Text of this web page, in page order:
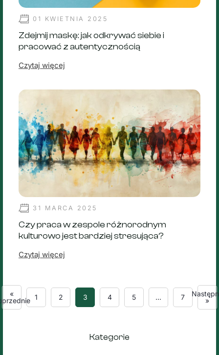
01 KWIETNIA 2025
Zdejmij maskę: jak odkrywać siebie i
pracować z autentycznością
Czytaj więcej
31 MARCA 2025
Czy praca w zespole różnorodnym
kulturowo jest bardziej stresująca?
Czytaj więcej
«
1 2 3 4 5 … 7
»
Kategorie